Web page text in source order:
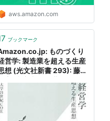
aws.amazon.com
ブックマーク
ものづくり
営学: 製造業を超える生産
想 (光文社新書 293): 藤本
づくり経営研究センター: